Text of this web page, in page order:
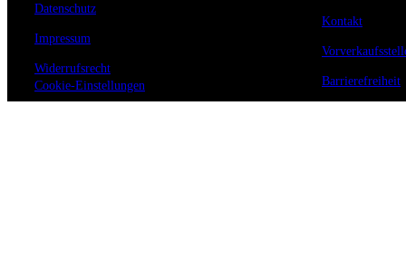
Datenschutz
Impressum
Widerrufsrecht
Cookie-Einstellungen
Kontakt
Barrierefreiheit